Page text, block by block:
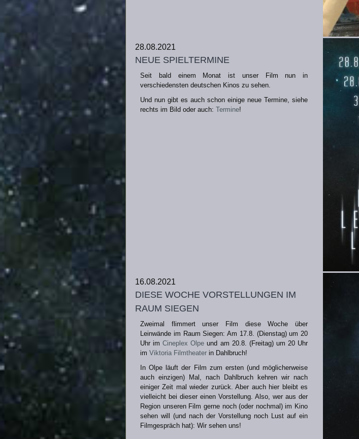
28.08.2021
neue spieltermine
Seit bald einem Monat ist unser Film nun in
verschiedensten deutschen Kinos zu sehen.
Und nun gibt es auch schon einige neue Termine, siehe
rechts im Bild oder auch: Termine!
16.08.2021
diese woche vorstellungen im
raum siegen
Zweimal flimmert unser Film diese Woche über
Leinwände im Raum Siegen: Am 17.8. (Dienstag) um 20
Uhr imCineplex Olpe und am 20.8. (Freitag) um 20 Uhr
im Viktoria Filmtheater in Dahlbruch!
In Olpe läuft der Film zum ersten (und möglicherweise
auch einzigen) Mal, nach Dahlbruch kehren wir nach
einiger Zeit mal wieder zurück. Aber auch hier bleibt es
vielleicht bei dieser einen Vorstellung. Also, wer aus der
Region unseren Film gerne noch (oder nochmal) im Kino
sehen will (und nach der Vorstellung noch Lust auf ein
Filmgespräch hat): Wir sehen uns!